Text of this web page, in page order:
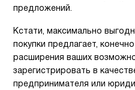
предложений.
Кстати, максимально
покупки предлагает,
расширения ваших
зарегистрировать в
предпринимателя или